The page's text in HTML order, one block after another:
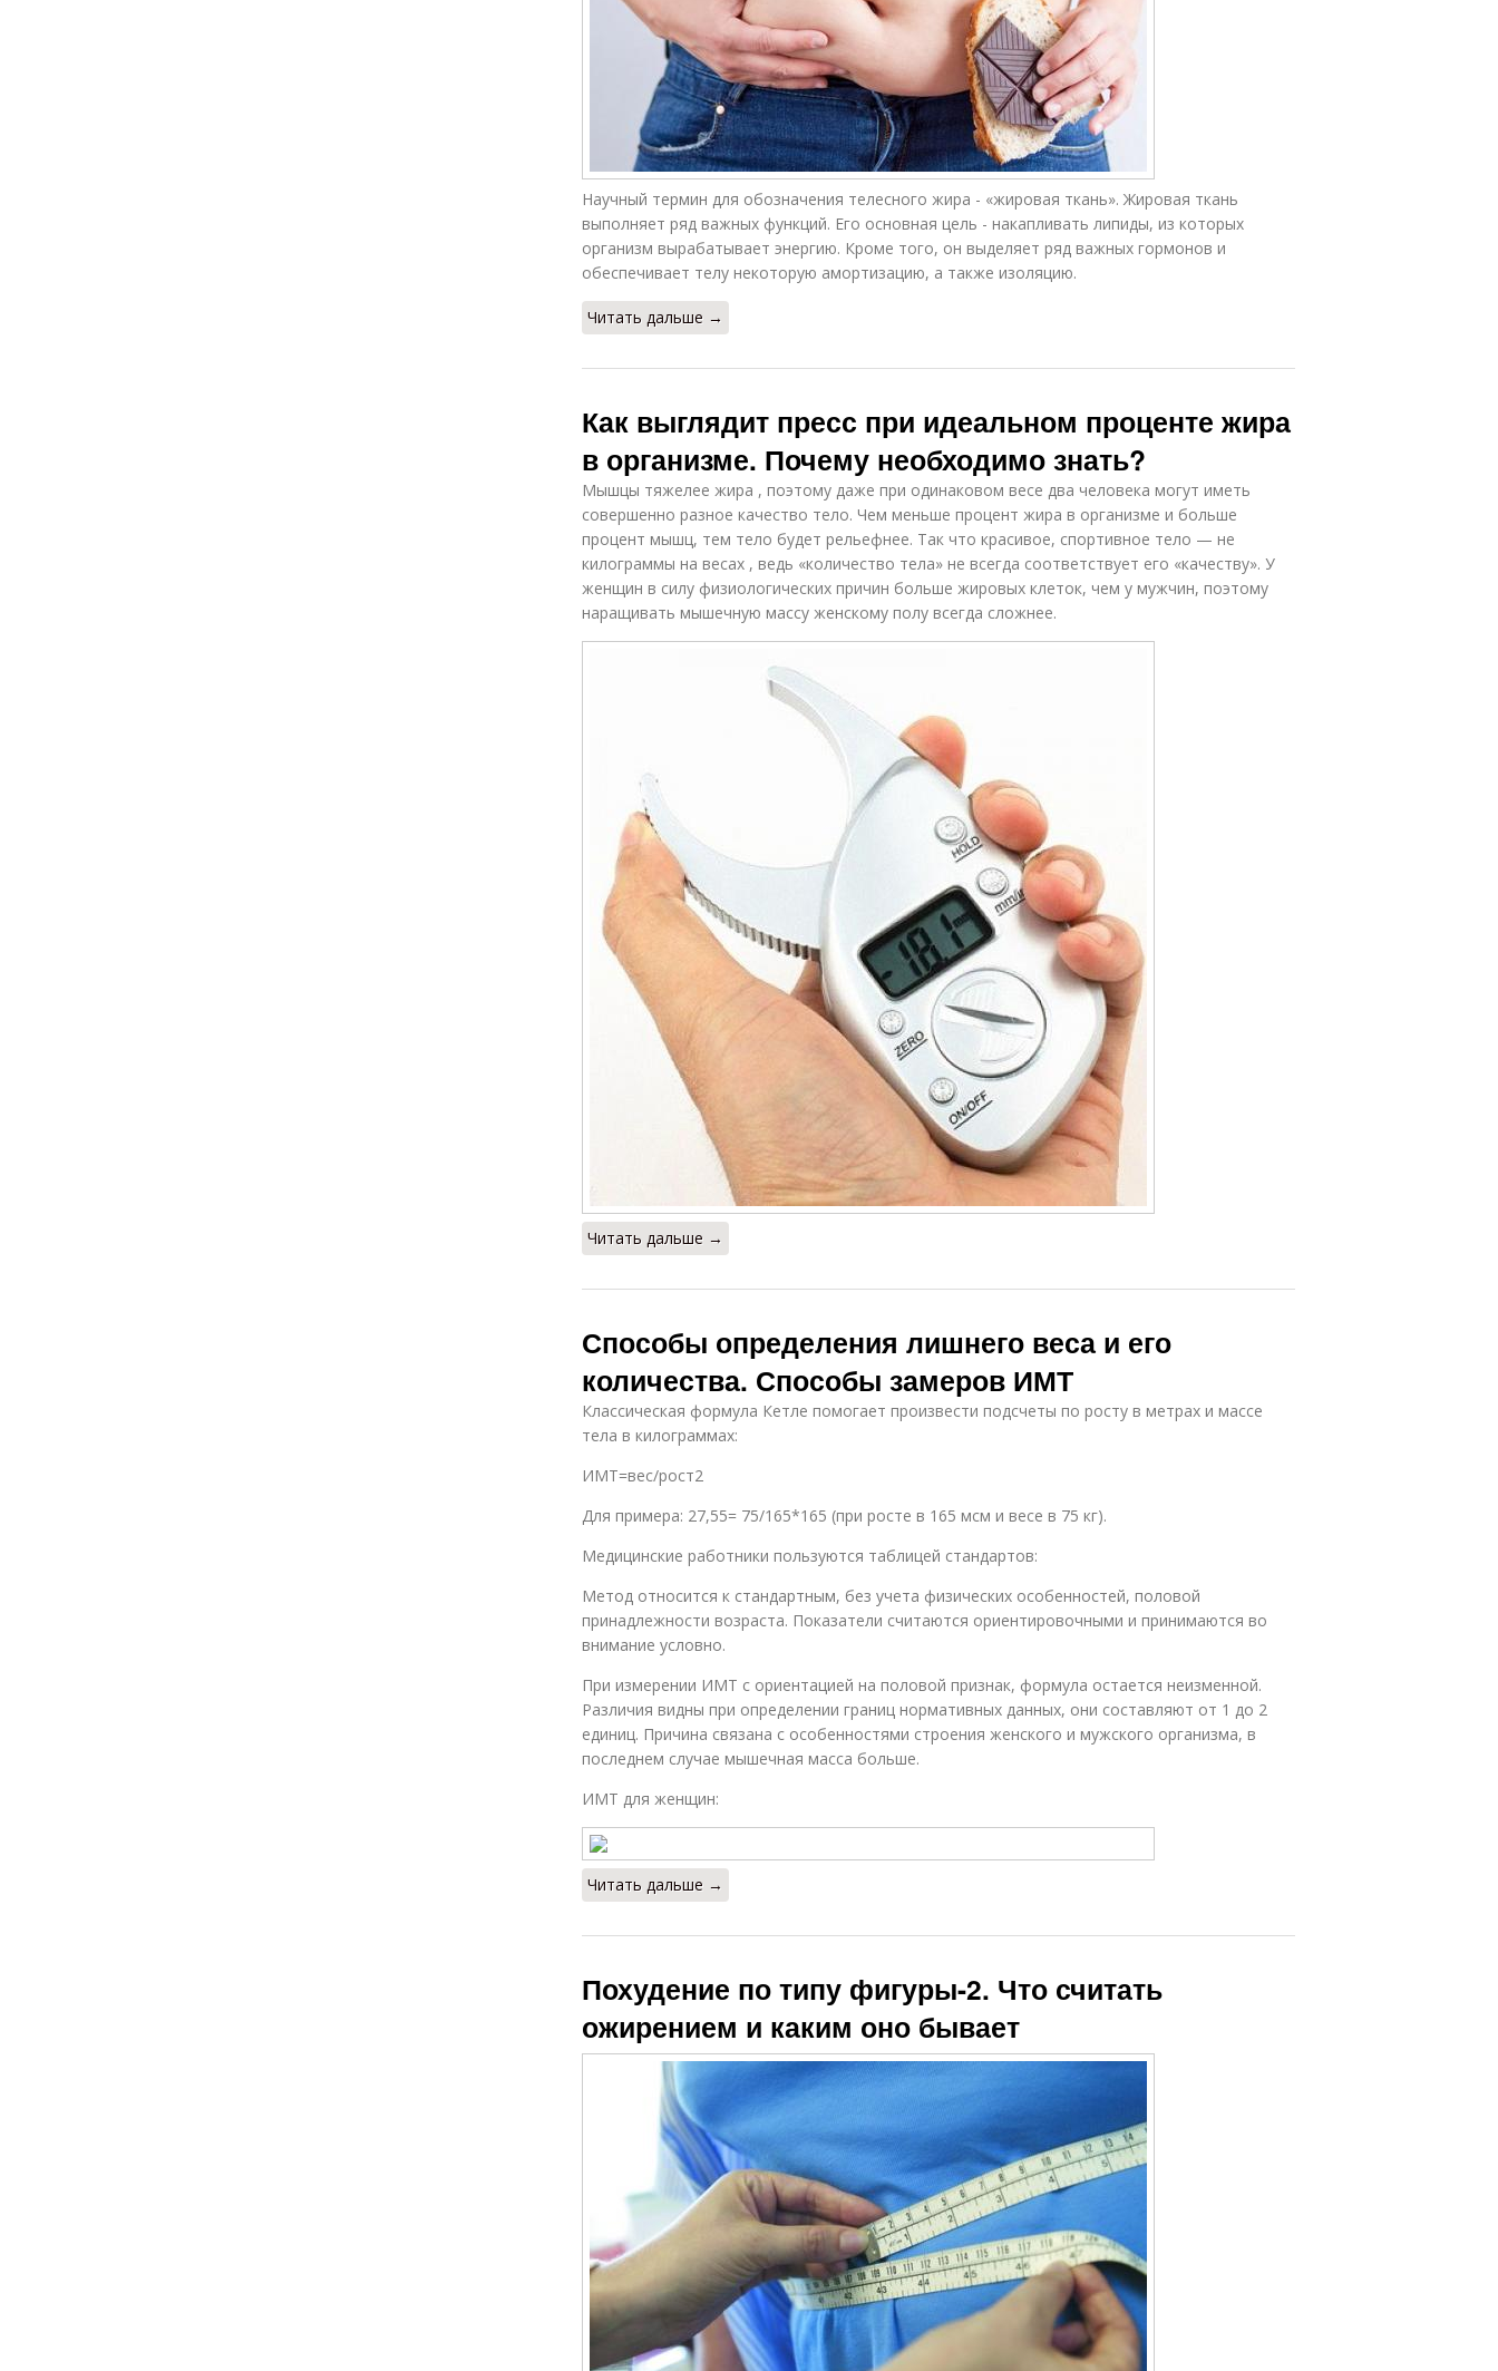
Научный термин для обозначения телесного жира - «жировая ткань». Жировая ткань
выполняет ряд важных функций. Его основная цель - накапливать липиды, из которых
организм вырабатывает энергию. Кроме того, он выделяет ряд важных гормонов и
обеспечивает телу некоторую амортизацию, а также изоляцию.
Читать дальше →
Как выглядит пресс при идеальном проценте жира
в организме. Почему необходимо знать?
Мышцы тяжелее жира , поэтому даже при одинаковом весе два человека могут иметь
совершенно разное качество тело. Чем меньше процент жира в организме и больше
процент мышц, тем тело будет рельефнее. Так что красивое, спортивное тело — не
килограммы на весах , ведь «количество тела» не всегда соответствует его «качеству». У
женщин в силу физиологических причин больше жировых клеток, чем у мужчин, поэтому
наращивать мышечную массу женскому полу всегда сложнее.
Читать дальше →
Способы определения лишнего веса и его
количества. Способы замеров ИМТ
Классическая формула Кетле помогает произвести подсчеты по росту в метрах и массе
тела в килограммах:
ИМТ=вес/рост2
Для примера: 27,55= 75/165*165 (при росте в 165 мсм и весе в 75 кг).
Медицинские работники пользуются таблицей стандартов:
Метод относится к стандартным, без учета физических особенностей, половой
принадлежности возраста. Показатели считаются ориентировочными и принимаются во
внимание условно.
При измерении ИМТ с ориентацией на половой признак, формула остается неизменной.
Различия видны при определении границ нормативных данных, они составляют от 1 до 2
единиц. Причина связана с особенностями строения женского и мужского организма, в
последнем случае мышечная масса больше.
ИМТ для женщин:
Читать дальше →
Похудение по типу фигуры-2. Что считать
ожирением и каким оно бывает